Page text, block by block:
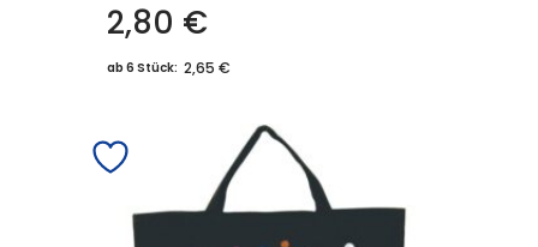
2,80 €
ab 6 Stück: 2,65 €
mehrere
Varianten
auf.